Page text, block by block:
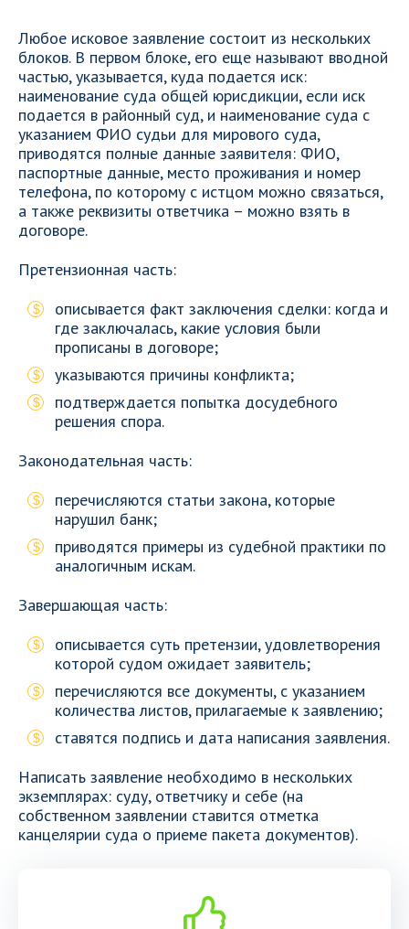
Любое исковое заявление состоит из нескольких
блоков. В первом блоке, его еще называют вводной
частью, указывается, куда подается иск:
наименование суда общей юрисдикции, если иск
подается в районный суд, и наименование суда с
указанием ФИО судьи для мирового суда,
приводятся полные данные заявителя: ФИО,
паспортные данные, место проживания и номер
телефона, по которому с истцом можно связаться,
а также реквизиты ответчика – можно взять в
договоре.
Претензионная часть:
описывается факт заключения сделки: когда и
где заключалась, какие условия были
прописаны в договоре;
указываются причины конфликта;
подтверждается попытка досудебного
решения спора.
Законодательная часть:
перечисляются статьи закона, которые
нарушил банк;
приводятся примеры из судебной практики по
аналогичным искам.
Завершающая часть:
описывается суть претензии, удовлетворения
которой судом ожидает заявитель;
перечисляются все документы, с указанием
количества листов, прилагаемые к заявлению;
ставятся подпись и дата написания заявления.
Написать заявление необходимо в нескольких
экземплярах: суду, ответчику и себе (на
собственном заявлении ставится отметка
канцелярии суда о приеме пакета документов).